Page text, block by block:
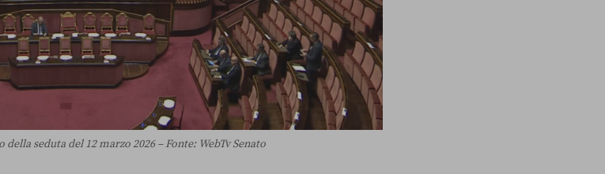
della seduta del 12 marzo 2026 – Fonte: WebTv Senato